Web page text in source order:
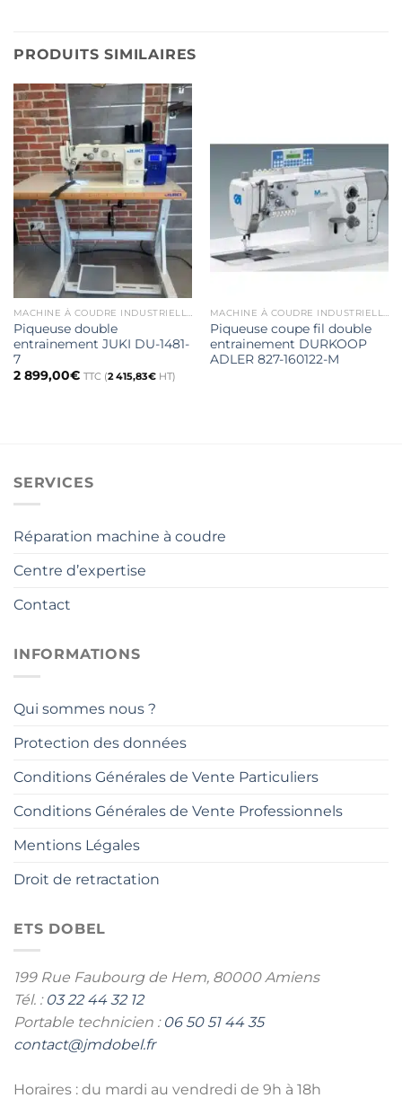
PRODUITS SIMILAIRES
MACHINE À COUDRE INDUSTRIELLE DOUBLE ENTRAINEMENT
Piqueuse double
entrainement JUKI DU-1481-
7
2 899,00€ TTC (2 415,83€HT)
MACHINE À COUDRE INDUSTRIELLE DOUBLE ENTRAINEMENT
Piqueuse coupe fil double
entrainement DURKOOP
ADLER 827-160122-M
SERVICES
Réparation machine à coudre
Centre d’expertise
Contact
INFORMATIONS
Qui sommes nous ?
Protection des données
Conditions Générales de Vente Particuliers
Conditions Générales de Vente Professionnels
Mentions Légales
Droit de retractation
ETS DOBEL
199 Rue Faubourg de Hem, 80000 Amiens
Tél. : 03 22 44 32 12
Portable technicien : 06 50 51 44 35
contact@jmdobel.fr
Horaires : du mardi au vendredi de 9h à 18h